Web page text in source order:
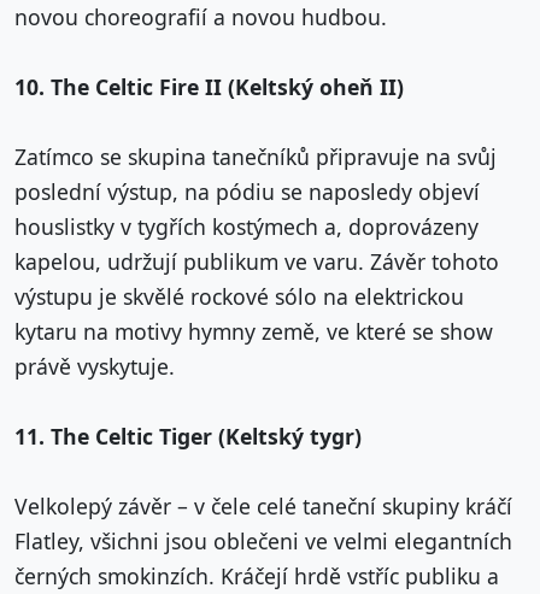
novou choreografií a novou hudbou.
10. The Celtic Fire II (Keltský oheň II)
Zatímco se skupina tanečníků připravuje na svůj
poslední výstup, na pódiu se naposledy objeví
houslistky v tygřích kostýmech a, doprovázeny
kapelou, udržují publikum ve varu. Závěr tohoto
výstupu je skvělé rockové sólo na elektrickou
kytaru na motivy hymny země, ve které se show
právě vyskytuje.
11. The Celtic Tiger (Keltský tygr)
Velkolepý závěr – v čele celé taneční skupiny kráčí
Flatley, všichni jsou oblečeni ve velmi elegantních
černých smokinzích. Kráčejí hrdě vstříc publiku a